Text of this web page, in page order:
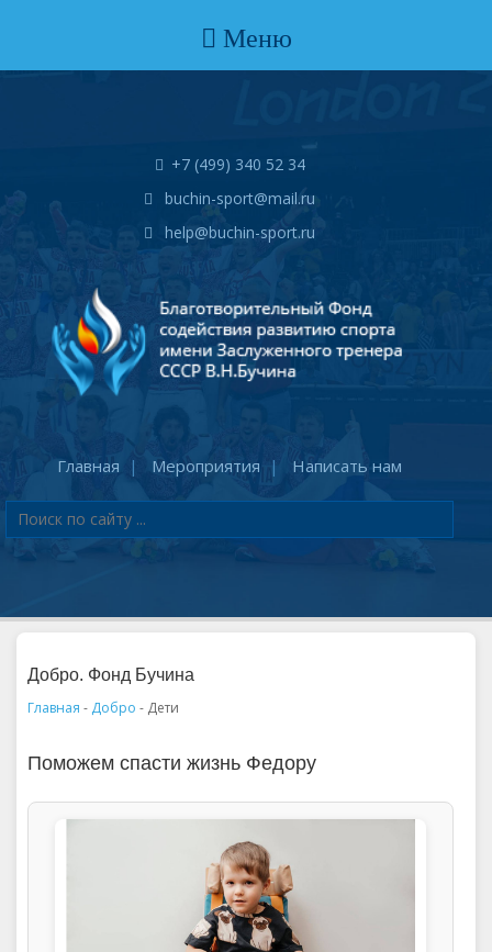
Меню
+7 (499) 340 52 34
buchin-sport@mail.ru
help@buchin-sport.ru
Главная Мероприятия Написать нам
Добро. Фонд Бучина
Главная - Добро - Дети
Поможем спасти жизнь Федору